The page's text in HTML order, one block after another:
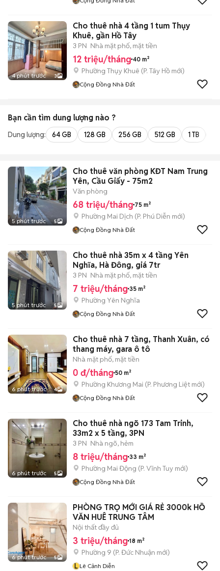
4 phút trước 3
Cho thuê nhà 4 tầng 1 tum Thụy
Khuê, gần Hồ Tây
3 PN Nhà mặt phố, mặt tiền
12 triệu/tháng 40 m²
Phường Thụy Khuê (P. Tây Hồ mới)
Cộng Đồng Nhà Đất
Bạn cần tìm dung lượng nào ?
Dung lượng: 64 GB 128 GB 256 GB 512 GB 1 TB
5 phút trước 5
Cho thuê văn phòng KĐT Nam Trung
Yên, Cầu Giấy - 75m2
Văn phòng
68 triệu/tháng 75 m²
Phường Mai Dịch (P. Phú Diễn mới)
Cộng Đồng Nhà Đất
5 phút trước 5
Cho thuê nhà 35m x 4 tầng Yên
Nghĩa, Hà Đông, giá 7tr
3 PN Nhà mặt phố, mặt tiền
7 triệu/tháng 35 m²
Phường Yên Nghĩa
Cộng Đồng Nhà Đất
6 phút trước 4
Cho thuê nhà 7 tầng, Thanh Xuân, có
thang máy, gara ô tô
Nhà mặt phố, mặt tiền
0 đ/tháng 50 m²
Phường Khương Mai (P. Phương Liệt mới)
Cộng Đồng Nhà Đất
6 phút trước 5
Cho thuê nhà ngõ 173 Tam Trinh,
33m2 x 5 tầng, 3PN
3 PN Nhà ngõ, hẻm
8 triệu/tháng 33 m²
Phường Mai Động (P. Vĩnh Tuy mới)
Cộng Đồng Nhà Đất
6 phút trước 5
PHÒNG TRỌ MỚI GIÁ RẺ 3000k HỒ
VĂN HUÊ TRUNG TÂM
Nội thất đầy đủ
3 triệu/tháng 18 m²
Phường 9 (P. Đức Nhuận mới)
L Lê Cảnh Diễn